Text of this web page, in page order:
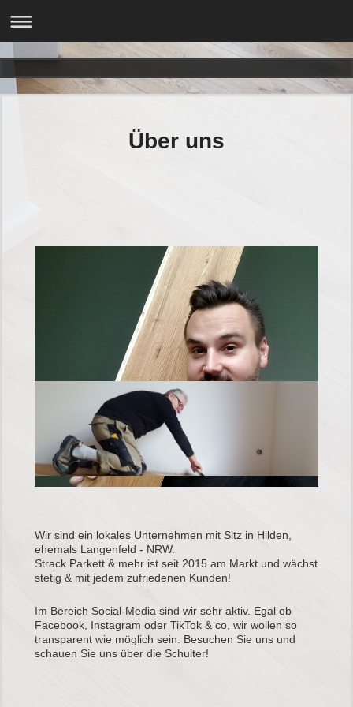
Über uns
Wir sind ein lokales Unternehmen mit Sitz in Hilden,
ehemals Langenfeld - NRW.
Strack Parkett & mehr ist seit 2015 am Markt und wächst
stetig & mit jedem zufriedenen Kunden!
Im Bereich Social-Media sind wir sehr aktiv. Egal ob
Facebook, Instagram oder TikTok & co, wir wollen so
transparent wie möglich sein. Besuchen Sie uns und
schauen Sie uns über die Schulter!